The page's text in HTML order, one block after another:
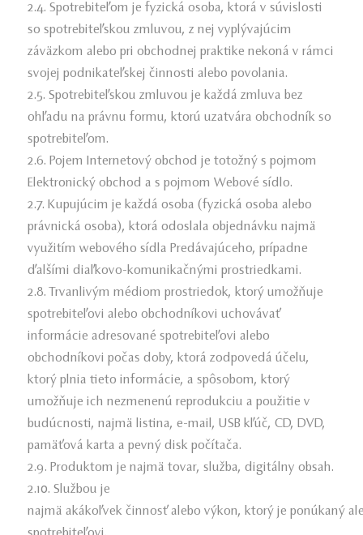
2.4. Spotrebiteľom je fyzická osoba, ktorá v súvislosti
so spotrebiteľskou zmluvou, z nej vyplývajúcim
záväzkom alebo pri obchodnej praktike nekoná v rámci
svojej podnikateľskej činnosti alebo povolania.
2.5. Spotrebiteľskou zmluvou je každá zmluva bez
ohľadu na právnu formu, ktorú uzatvára obchodník so
spotrebiteľom.
2.6. Pojem Internetový obchod je totožný s pojmom
Elektronický obchod a s pojmom Webové sídlo.
2.7. Kupujúcim je každá osoba (fyzická osoba alebo
právnická osoba), ktorá odoslala objednávku najmä
využitím webového sídla Predávajúceho, prípadne
ďalšími diaľkovo-komunikačnými prostriedkami.
2.8. Trvanlivým médiom prostriedok, ktorý umožňuje
spotrebiteľovi alebo obchodníkovi uchovávať
informácie adresované spotrebiteľovi alebo
obchodníkovi počas doby, ktorá zodpovedá účelu,
ktorý plnia tieto informácie, a spôsobom, ktorý
umožňuje ich nezmenenú reprodukciu a použitie v
budúcnosti, najmä listina, e-mail, USB kľúč, CD, DVD,
pamäťová karta a pevný disk počítača.
2.9. Produktom je najmä tovar, služba, digitálny obsah.
2.10. Službou je
najmä akákoľvek činnosť alebo výkon, ktorý je ponúkaný